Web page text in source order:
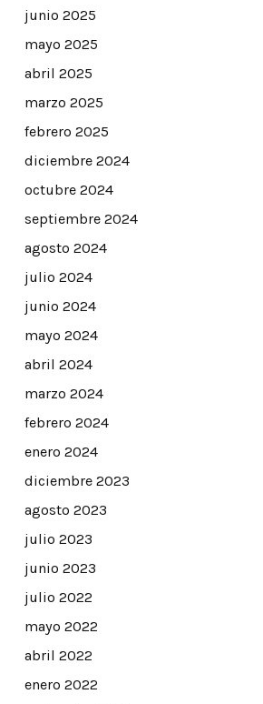
junio 2025
mayo 2025
abril 2025
marzo 2025
febrero 2025
diciembre 2024
octubre 2024
septiembre 2024
agosto 2024
julio 2024
junio 2024
mayo 2024
abril 2024
marzo 2024
febrero 2024
enero 2024
diciembre 2023
agosto 2023
julio 2023
junio 2023
julio 2022
mayo 2022
abril 2022
enero 2022